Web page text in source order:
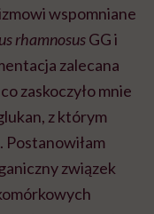
wspomniane
rhamnosusGG i
zalecana
zaskoczyło mnie
z którym
Postanowiłam
związek